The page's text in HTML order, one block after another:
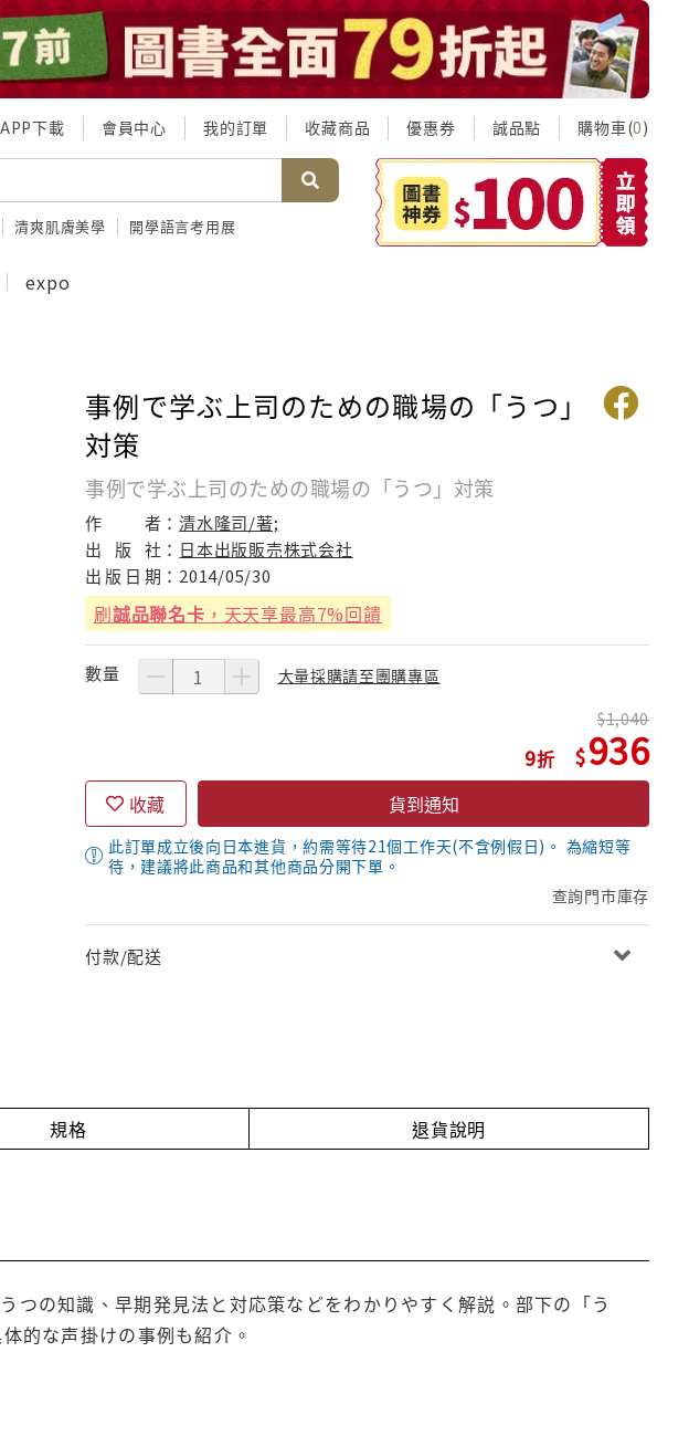
APP下載 會員中心 我的訂單 收藏商品 優惠券 誠品點 購物車(0)
清爽肌膚美學 開學語言考用展
expo
事例で学ぶ上司のための職場の「うつ」
対策
事例で学ぶ上司のための職場の「うつ」対策
作 者：清水隆司/著;
出
版 社： 日本出版販売株式会社
出 版 日 期： 2014/05/30
刷誠品聯名卡 ，天天享最高7%回饋
數量 大量採購請至團購專區
9
1,040
936
收藏 貨到通知
此訂單成立後向日本進貨，約需等待21個工作天(不含例假日)。 為縮短等
待，建議將此商品和其他商品分開下單。
查詢門市庫存
付款/配送
規格 退貨說明
つの知識、早期発見法と対応策などをわかりやすく解説。部下の「う
的な声掛けの事例も紹介。